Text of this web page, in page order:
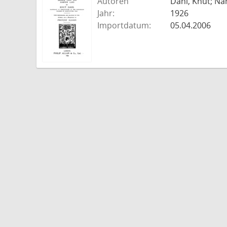
Jahr:
1926
Importdatum:
05.04.2006